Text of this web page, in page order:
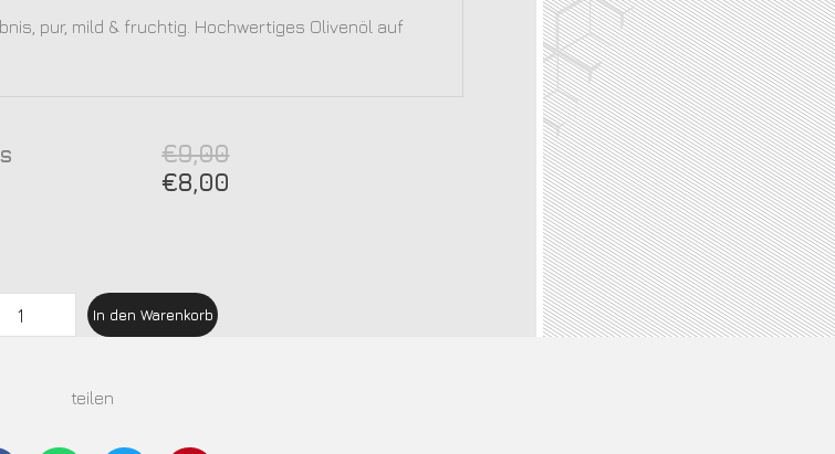
pur, mild & fruchtig. Hochwertiges Olivenöl auf
€9,00
€8,00
In den Warenkorb
teilen